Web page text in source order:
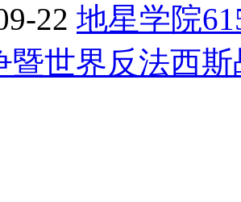
22 地星学院
暨世界反法西